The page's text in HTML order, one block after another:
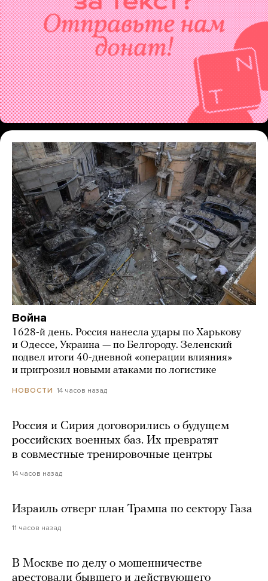
Война
1628-й день. Россия нанесла удары по Харькову
и Одессе, Украина — по Белгороду. Зеленский
подвел итоги 40-дневной «операции влияния»
и пригрозил новыми атаками по логистике
НОВОСТИ 14 часов назад
Россия и Сирия договорились о будущем
российских военных баз. Их превратят
в совместные тренировочные центры
14 часов назад
Израиль отверг план Трампа по сектору Газа
11 часов назад
В Москве по делу о мошенничестве
арестовали бывшего и действующего